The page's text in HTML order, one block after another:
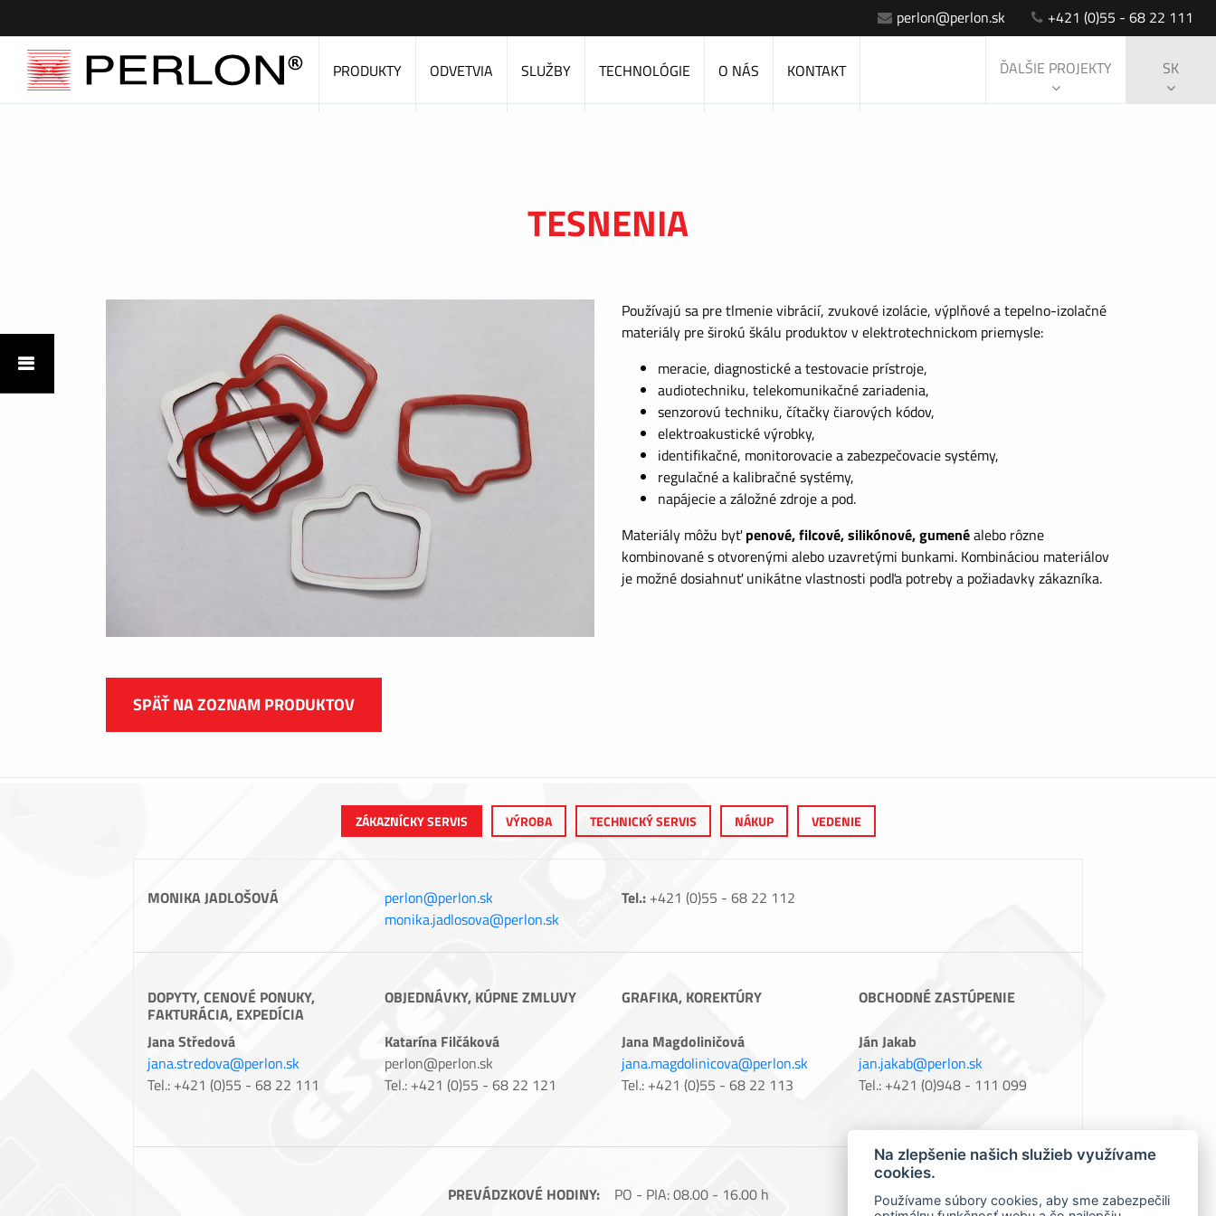
perlon@perlon.sk +421 (0)55 - 68 22 111
PRODUKTY ODVETVIA SLUŽBY TECHNOLÓGIE O NÁS KONTAKT ĎALŠIE PROJEKTY SK
TESNENIA
Používajú sa pre tlmenie vibrácií, zvukové izolácie, výplňové a tepelno-izolačné
materiály pre širokú škálu produktov v elektrotechnickom priemysle:
meracie, diagnostické a testovacie prístroje,
audiotechniku, telekomunikačné zariadenia,
senzorovú techniku, čítačky čiarových kódov,
elektroakustické výrobky,
identifikačné, monitorovacie a zabezpečovacie systémy,
regulačné a kalibračné systémy,
napájecie a záložné zdroje a pod.
Materiály môžu byť penové, filcové, silikónové, gumenéalebo rôzne
kombinované s otvorenými alebo uzavretými bunkami. Kombináciou materiálov
je možné dosiahnuť unikátne vlastnosti podľa potreby a požiadavky zákazníka.
SPÄŤ NA ZOZNAM PRODUKTOV
ZÁKAZNÍCKY SERVIS VÝROBA TECHNICKÝ SERVIS NÁKUP VEDENIE
MONIKA JADLOŠOVÁ
perlon@perlon.sk
monika.jadlosova@perlon.sk
Tel.: +421 (0)55 - 68 22 112
DOPYTY, CENOVÉ PONUKY,
FAKTURÁCIA, EXPEDÍCIA
Jana Středová
jana.stredova@perlon.sk
Tel.: +421 (0)55 - 68 22 111
OBJEDNÁVKY, KÚPNE ZMLUVY
Katarína Filčáková
perlon@perlon.sk
Tel.: +421 (0)55 - 68 22 121
GRAFIKA, KOREKTÚRY
Jana Magdoliničová
jana.magdolinicova@perlon.sk
Tel.: +421 (0)55 - 68 22 113
OBCHODNÉ ZASTÚPENIE
Ján Jakab
jan.jakab@perlon.sk
Tel.: +421 (0)948 - 111 099
PREVÁDZKOVÉ HODINY: PO - PIA: 08.00 - 16.00 h
Na zlepšenie našich služieb využívame
cookies.
Používame súbory cookies, aby sme zabezpečili